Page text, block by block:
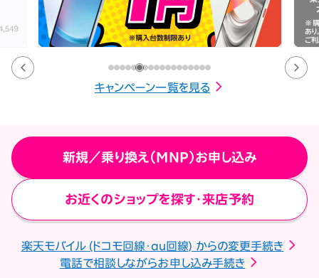
キャンペーン一覧を見る
新規／乗り換え（MNP）お申し込み
お近くのショップを探す・来店予約
楽天モバイル (ドコモ回線・au回線) からの変更手続き
電話で相談しながらお申し込み手続き